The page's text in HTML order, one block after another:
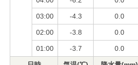
03:00 -4.3 0.0
02:00 -3.8 0.0
01:00 -3.7 0.0